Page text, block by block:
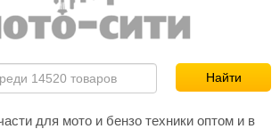
для мото и бензо техники оптом и в